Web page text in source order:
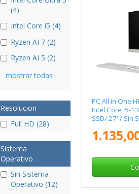
(4)
Intel Core i5 (4)
Ryzen AI 7 (2)
Ryzen AI 5 (2)
mostrar todas
Resolucion
Full HD (28)
Sistema
Operativo
Sin Sistema
Operativo (12)
PC All in One
Intel Core i5-
SSD/ 27"/ Sin